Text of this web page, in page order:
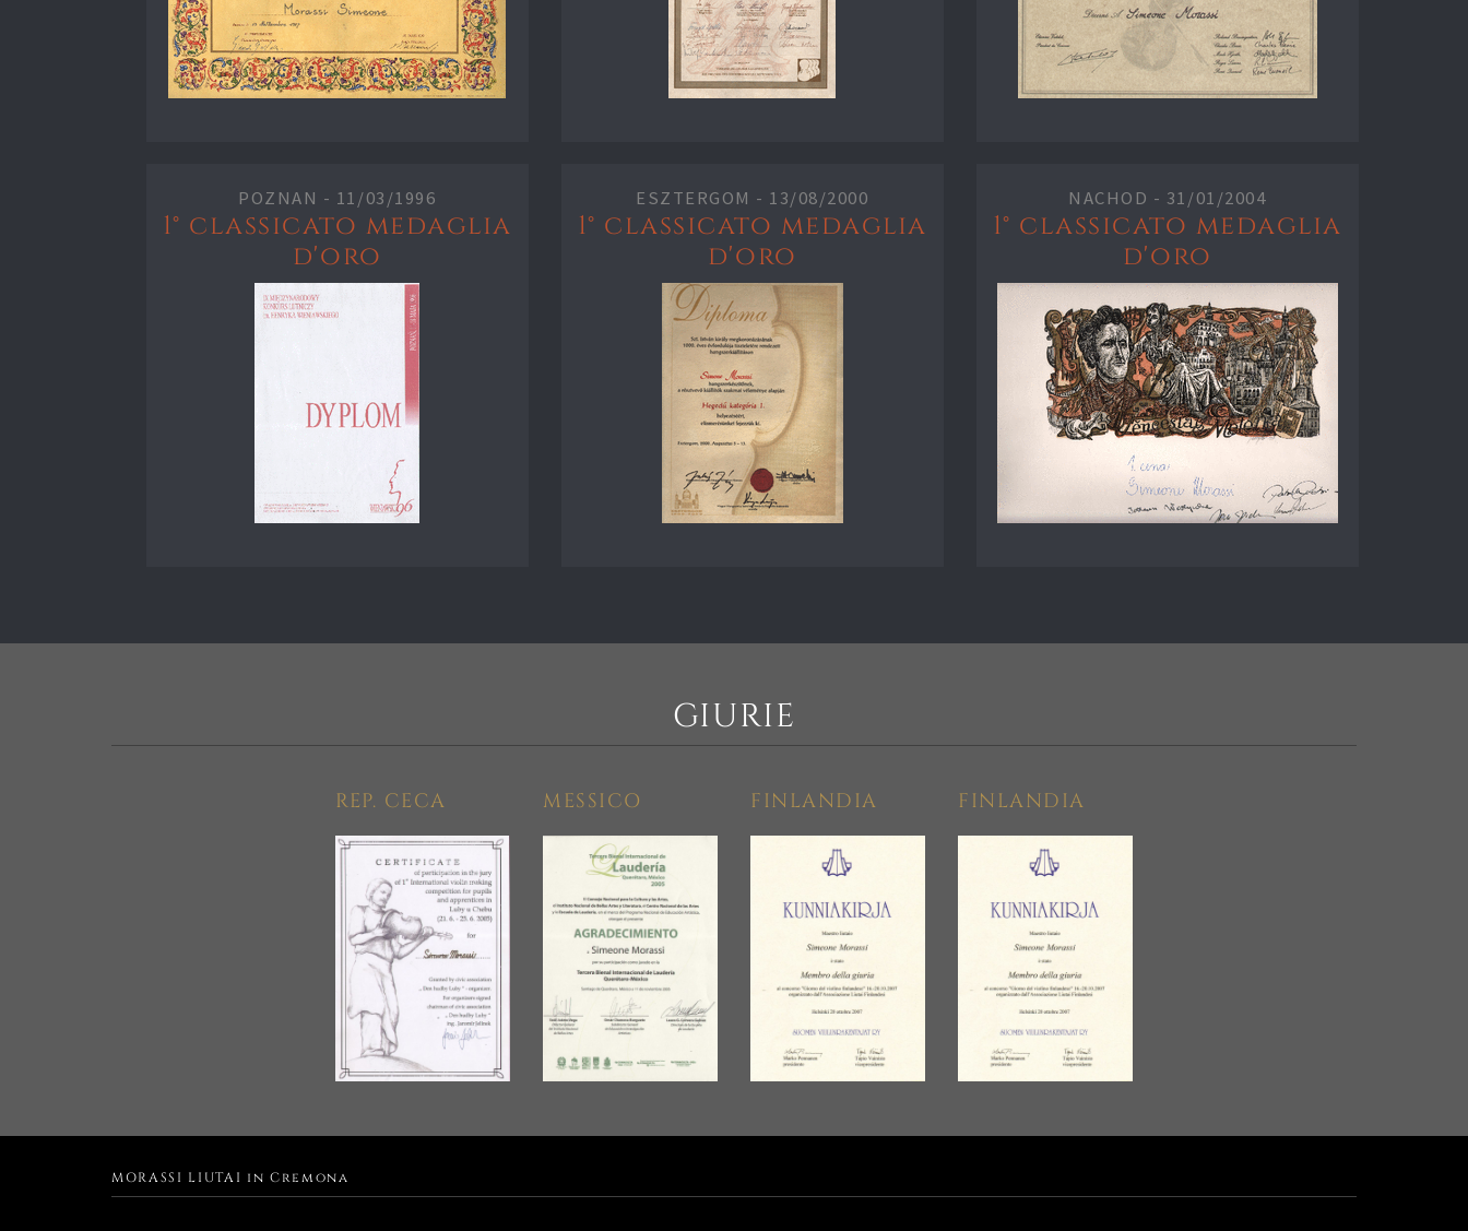
POZNAN - 11/03/1996
1° classicato medaglia
d'oro
ESZTERGOM - 13/08/2000
1° classicato medaglia
d'oro
NACHOD - 31/01/2004
1° classicato medaglia
d'oro
GIURIE
REP. CECA MESSICO FINLANDIA FINLANDIA
MORASSI LIUTAI in Cremona